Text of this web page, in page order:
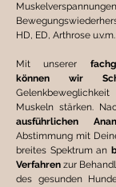
HD, ED, Arthrose u.v.m.
Mit unserer
können wir
Muskeln stärken.
ausführlichen
Abstimmung mit
breites Spektrum an
Verfahren zur
des gesunden